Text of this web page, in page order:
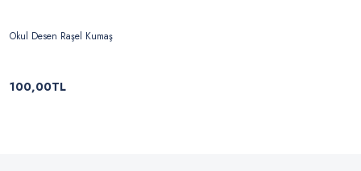
Okul Desen Raşel Kumaş
100,00TL